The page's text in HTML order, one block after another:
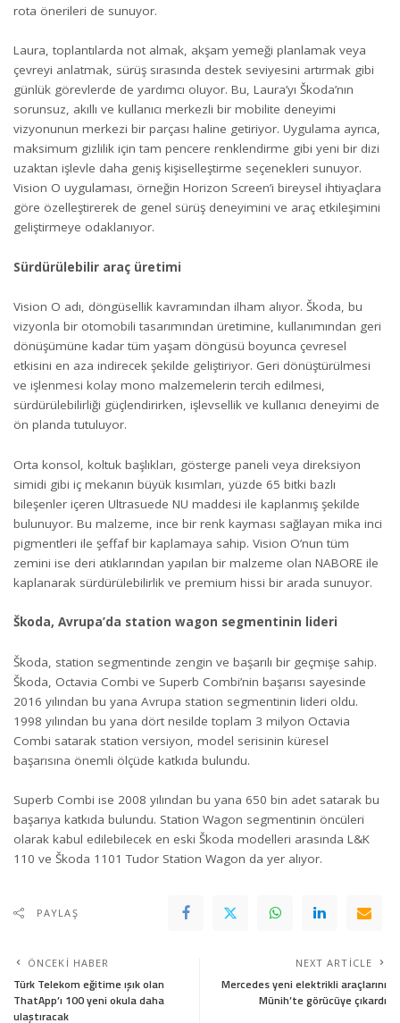
rota önerileri de sunuyor.
Laura, toplantılarda not almak, akşam yemeği planlamak veya
çevreyi anlatmak, sürüş sırasında destek seviyesini artırmak gibi
günlük görevlerde de yardımcı oluyor. Bu, Laura’yı Škoda’nın
sorunsuz, akıllı ve kullanıcı merkezli bir mobilite deneyimi
vizyonunun merkezi bir parçası haline getiriyor. Uygulama ayrıca,
maksimum gizlilik için tam pencere renklendirme gibi yeni bir dizi
uzaktan işlevle daha geniş kişiselleştirme seçenekleri sunuyor.
Vision O uygulaması, örneğin Horizon Screen’i bireysel ihtiyaçlara
göre özelleştirerek de genel sürüş deneyimini ve araç etkileşimini
geliştirmeye odaklanıyor.
Sürdürülebilir araç üretimi
Vision O adı, döngüsellik kavramından ilham alıyor. Škoda, bu
vizyonla bir otomobili tasarımından üretimine, kullanımından geri
dönüşümüne kadar tüm yaşam döngüsü boyunca çevresel
etkisini en aza indirecek şekilde geliştiriyor. Geri dönüştürülmesi
ve işlenmesi kolay mono malzemelerin tercih edilmesi,
sürdürülebilirliği güçlendirirken, işlevsellik ve kullanıcı deneyimi de
ön planda tutuluyor.
Orta konsol, koltuk başlıkları, gösterge paneli veya direksiyon
simidi gibi iç mekanın büyük kısımları, yüzde 65 bitki bazlı
bileşenler içeren Ultrasuede NU maddesi ile kaplanmış şekilde
bulunuyor. Bu malzeme, ince bir renk kayması sağlayan mika inci
pigmentleri ile şeffaf bir kaplamaya sahip. Vision O’nun tüm
zemini ise deri atıklarından yapılan bir malzeme olan NABORE ile
kaplanarak sürdürülebilirlik ve premium hissi bir arada sunuyor.
Škoda, Avrupa’da station wagon segmentinin lideri
Škoda, station segmentinde zengin ve başarılı bir geçmişe sahip.
Škoda, Octavia Combi ve Superb Combi’nin başarısı sayesinde
2016 yılından bu yana Avrupa station segmentinin lideri oldu.
1998 yılından bu yana dört nesilde toplam 3 milyon Octavia
Combi satarak station versiyon, model serisinin küresel
başarısına önemli ölçüde katkıda bulundu.
Superb Combi ise 2008 yılından bu yana 650 bin adet satarak bu
başarıya katkıda bulundu. Station Wagon segmentinin öncüleri
olarak kabul edilebilecek en eski Škoda modelleri arasında L&K
110 ve Škoda 1101 Tudor Station Wagon da yer alıyor.
PAYLAŞ
ÖNCEKI HABER
Türk Telekom eğitime ışık olan
ThatApp’ı 100 yeni okula daha
ulaştıracak
NEXT ARTICLE
Mercedes yeni elektrikli araçlarını
Münih’te görücüye çıkardı